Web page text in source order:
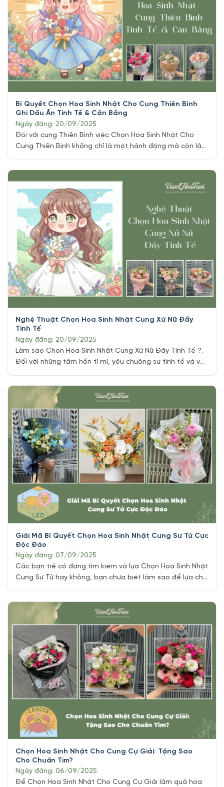
Bí Quyết Chọn Hoa Sinh Nhật Cho Cung Thiên Bình
Ghi Dấu Ấn Tinh Tế & Cân Bằng
Ngày đăng: 20/09/2025
Đối với cung Thiên Bình việc Chọn Hoa Sinh Nhật Cho
Cung Thiên Bình không chỉ là một hành động mà còn là
kiếm sự cân bằng, vẻ đẹp tinh tế và sự hài hòa trong mọi
khía cạnh cuộc sống. Hiểu được tâm hồn [...]
Nghệ Thuật Chọn Hoa Sinh Nhật Cung Xử Nữ Đầy
Tinh Tế
Ngày đăng: 20/09/2025
Làm sao Chọn Hoa Sinh Nhật Cung Xử Nữ Đầy Tinh Tế ?.
Đối với những tâm hồn tỉ mỉ, yêu chuộng sự tinh tế và vẻ
nhật không chỉ là món quà, mà còn là lời thì thầm của sự
Giải Mã Bí Quyết Chọn Hoa Sinh Nhật Cung Sư Tử Cực
Độc Đáo
Ngày đăng: 07/09/2025
Các bạn trẻ có đang tìm kiếm và lựa Chọn Hoa Sinh Nhật
Cung Sư Tử hay không, bạn chưa biết làm sao để lựa chọ
thân thuộc cung Sư Tử này? Qua những thông tin tổng
hợp và sưu tầm từ kinh [...]
Chọn Hoa Sinh Nhật Cho Cung Cự Giải: Tặng Sao
Cho Chuẩn Tim?
Ngày đăng: 06/09/2025
Để Chọn Hoa Sinh Nhật Cho Cung Cự Giải làm quà hoa